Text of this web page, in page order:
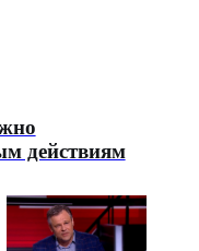
действиям